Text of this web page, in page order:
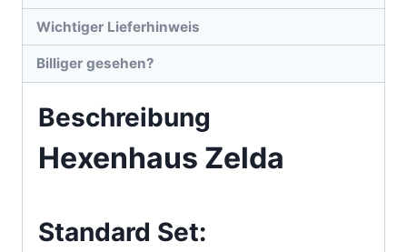
Wichtiger Lieferhinweis
Billiger gesehen?
Beschreibung
Hexenhaus Zelda
Standard Set: